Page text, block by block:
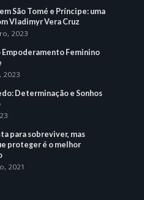
São Tomé e Príncipe: uma
Vladimyr Vera Cruz
2023
Feminino
2023
Determinação e Sonhos
para sobreviver, mas
proteger é o melhor
2021